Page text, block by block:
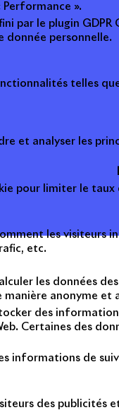
».
par le plugin
donnée personnelle.
telles
et analyser les
pour limiter le
les visiteurs
etc.
les données
anonyme
des
Certaines des
informations de
des publicités